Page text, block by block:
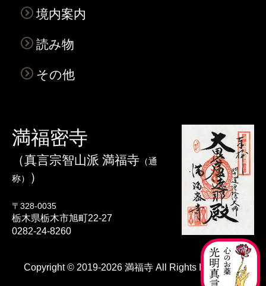
境内案内
読み物
その他
満福密寺
（真言宗智山派 満福寺 （通
称）
）
〒328-0035
栃木県栃木市旭町22-27
0282-24-8260
Copyright © 2019-2026 満福寺 All Rights Reserved.